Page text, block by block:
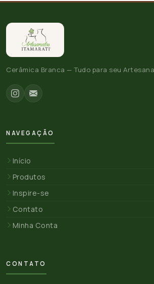
Cerâmica Branca — Tudo para seu
NAVEGAÇÃO
Início
Produtos
Inspire-se
Contato
Minha Conta
CONTATO